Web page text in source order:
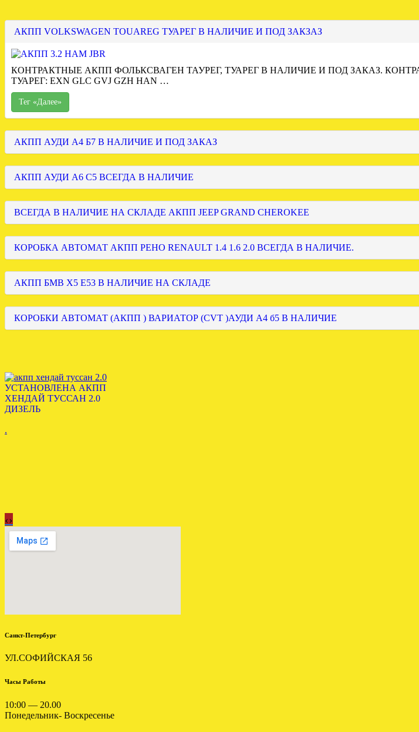
АКПП VOLKSWAGEN TOUAREG ТУАРЕГ В НАЛИЧИЕ И ПОД ЗАКЗАЗ
КОНТРАКТНЫЕ АКПП ФОЛЬКСВАГЕН ТАУРЕГ, ТУАРЕГ В НАЛИЧИЕ И ПОД ЗАКАЗ.
ТУАРЕГ: EXN GLC GVJ GZH HAN …
Тег «Далее»
АКПП АУДИ А4 Б7 В НАЛИЧИЕ И ПОД ЗАКАЗ
АКПП АУДИ А6 С5 ВСЕГДА В НАЛИЧИЕ
ВСЕГДА В НАЛИЧИЕ НА СКЛАДЕ АКПП JEEP GRAND CHEROKEE
КОРОБКА АВТОМАТ АКПП РЕНО RENAULT 1.4 1.6 2.0 ВСЕГДА В НАЛИЧИЕ.
АКПП БМВ Х5 Е53 В НАЛИЧИЕ НА СКЛАДЕ
КОРОБКИ АВТОМАТ (АКПП ) ВАРИАТОР (CVT )АУДИ А4 б5 В НАЛИЧИЕ
УСТАНОВЛЕНА АКПП
ХЕНДАЙ ТУССАН 2.0
ДИЗЕЛЬ
.
Отправлена мкпп Мitsubishi
Galant 2.0 td F5M311VPMF
НИССАН КАШКАЙ 1.5
.
‹›
Санкт-Петербург
УЛ.СОФИЙСКАЯ 56
Часы Работы
10:00 — 20.00
Понедельник- Воскресенье